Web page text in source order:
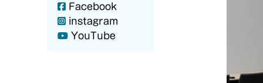
Facebook
instagram
YouTube